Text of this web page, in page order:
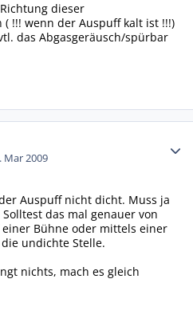
dieser
!!! wenn der Auspuff kalt ist !!!)
das Abgasgeräusch/spürbar
Mar 2009
Auspuff nicht dicht. Muss ja
das mal genauer von
Bühne oder mittels einer
undichte Stelle.
nichts, mach es gleich